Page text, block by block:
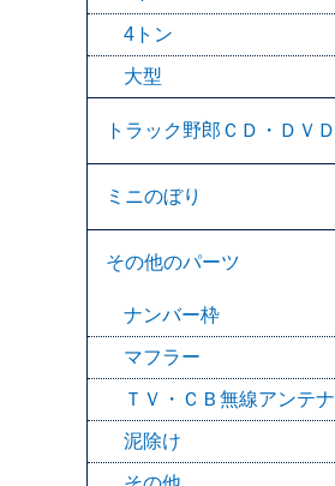
4トン
大型
トラック野郎ＣＤ・ＤＶＤ
ミニのぼり
その他のパーツ
ナンバー枠
マフラー
ＴＶ・ＣＢ無線アンテナ
泥除け